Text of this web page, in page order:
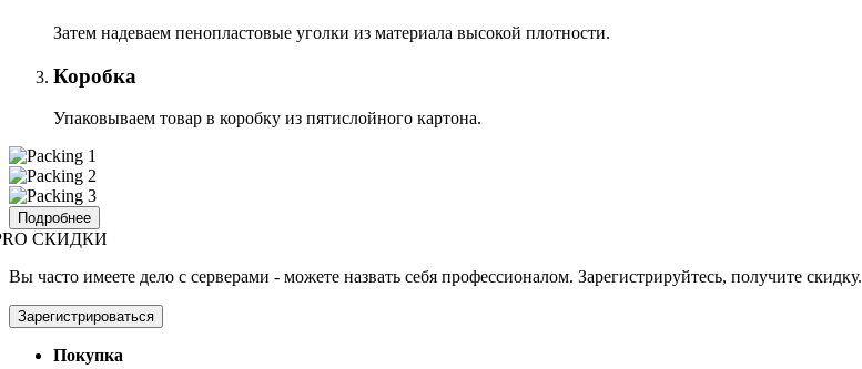
Затем надеваем пенопластовые уголки из материала высокой плотности.
Коробка
Упаковываем товар в коробку из пятислойного картона.
Подробнее
СКИДКИ
Вы часто имеете дело с серверами - можете назвать себя профессионалом. Зарегистрируйтесь, получите скидку.
Зарегистрироваться
Покупка